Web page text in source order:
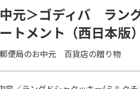
元＞ゴディバ ラン
トメント（西日本版）
便局のお中元 百貨店の贈り物